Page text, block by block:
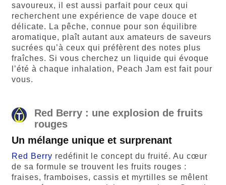
savoureux, il est aussi parfait pour ceux qui
recherchent une expérience de vape douce et
délicate. La pêche, connue pour son équilibre
aromatique, plaît autant aux amateurs de saveurs
sucrées qu’à ceux qui préfèrent des notes plus
fraîches. Si vous cherchez un liquide qui évoque
l’été à chaque inhalation, Peach Jam est fait pour
vous.
Red Berry : une explosion de fruits
rouges
Un mélange unique et surprenant
Red Berry redéfinit le concept du fruité. Au cœur
de sa formule se trouvent les fruits rouges :
fraises, framboises, cassis et myrtilles se mêlent